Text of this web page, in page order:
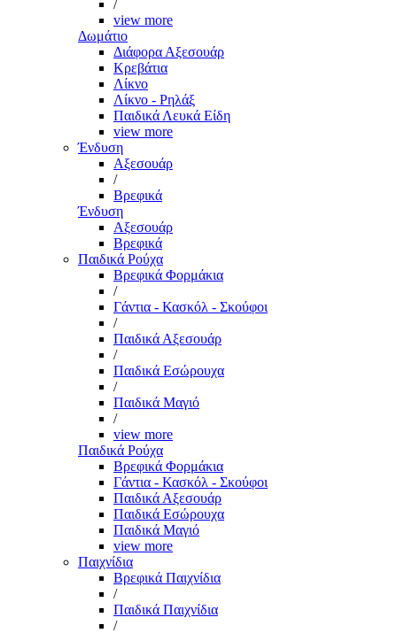
/
view more
Δωμάτιο
Διάφορα Αξεσουάρ
Κρεβάτια
Λίκνο
Λίκνο - Ρηλάξ
Παιδικά Λευκά Είδη
view more
Ένδυση
Αξεσουάρ
/
Βρεφικά
Ένδυση
Αξεσουάρ
Βρεφικά
Παιδικά Ρούχα
Βρεφικά Φορμάκια
/
Γάντια - Κασκόλ - Σκούφοι
/
Παιδικά Αξεσουάρ
/
Παιδικά Εσώρουχα
/
Παιδικά Μαγιό
/
view more
Παιδικά Ρούχα
Βρεφικά Φορμάκια
Γάντια - Κασκόλ - Σκούφοι
Παιδικά Αξεσουάρ
Παιδικά Εσώρουχα
Παιδικά Μαγιό
view more
Παιχνίδια
Βρεφικά Παιχνίδια
/
Παιδικά Παιχνίδια
/